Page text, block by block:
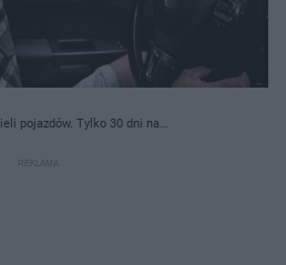
pojazdów. Tylko 30 dni na